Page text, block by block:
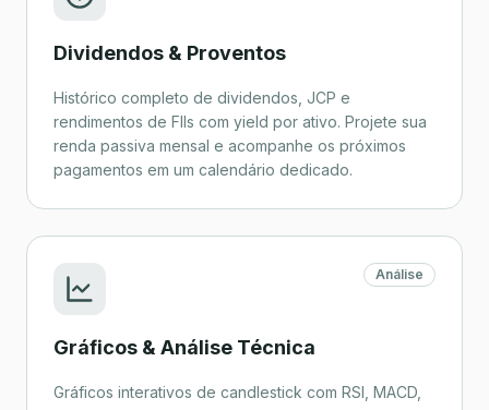
Dividendos & Proventos
Histórico completo de dividendos, JCP e
rendimentos de FIIs com yield por ativo. Projete sua
renda passiva mensal e acompanhe os próximos
pagamentos em um calendário dedicado.
Análise
Gráficos & Análise Técnica
Gráficos interativos de candlestick com RSI, MACD,